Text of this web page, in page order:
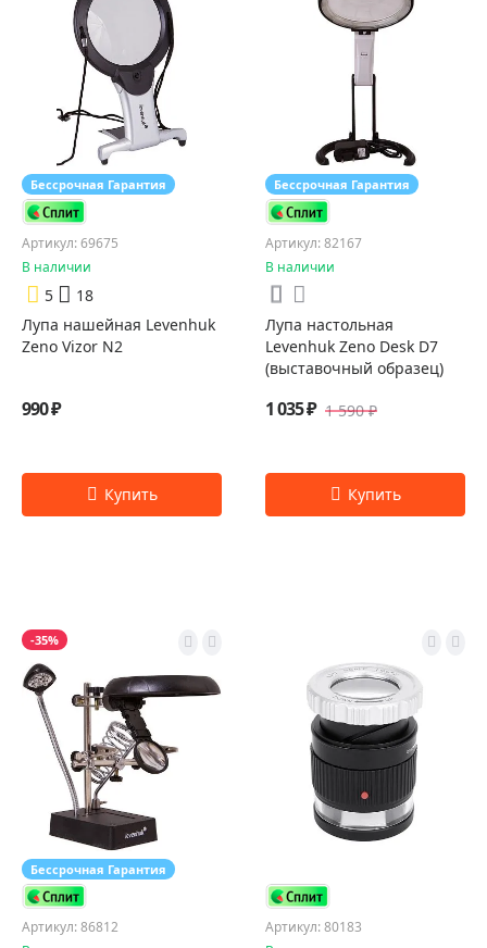
Бессрочная Гарантия
Артикул: 69675
В наличии
5
18
Лупа нашейная Levenhuk
Zeno Vizor N2
990 ₽
Бессрочная Гарантия
Артикул: 82167
В наличии
Лупа настольная
Levenhuk Zeno Desk D7
(выставочный образец)
1 035 ₽ 1 590 ₽
-35%
Бессрочная Гарантия
Артикул: 86812
Артикул: 80183